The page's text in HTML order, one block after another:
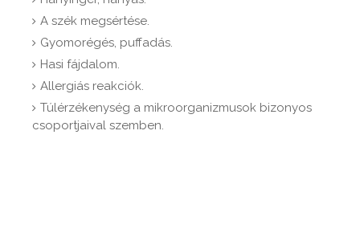
A szék megsértése.
Gyomorégés, puffadás.
Hasi fájdalom.
Allergiás reakciók.
Túlérzékenység a mikroorganizmusok bizonyos
csoportjaival szemben.